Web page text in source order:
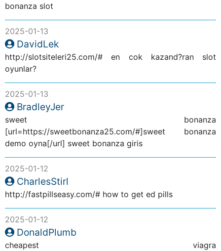
bonanza slot
2025-01-13
DavidLek
http://slotsiteleri25.com/# en cok kazand?ran slot
oyunlar?
2025-01-13
BradleyJer
sweet bonanza
[url=https://sweetbonanza25.com/#]sweet bonanza
demo oyna[/url] sweet bonanza giris
2025-01-12
CharlesStirl
http://fastpillseasy.com/# how to get ed pills
2025-01-12
DonaldPlumb
cheapest viagra